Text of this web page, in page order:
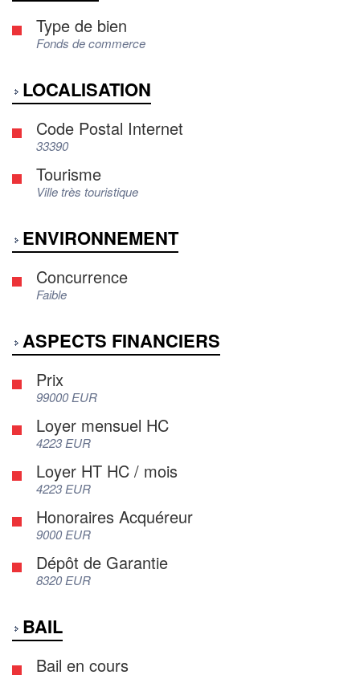
Type de bien
Fonds de commerce
LOCALISATION
Code Postal Internet
33390
Tourisme
Ville très touristique
ENVIRONNEMENT
Concurrence
Faible
ASPECTS FINANCIERS
Prix
99000 EUR
Loyer mensuel HC
4223 EUR
Loyer HT HC / mois
4223 EUR
Honoraires Acquéreur
9000 EUR
Dépôt de Garantie
8320 EUR
BAIL
Bail en cours